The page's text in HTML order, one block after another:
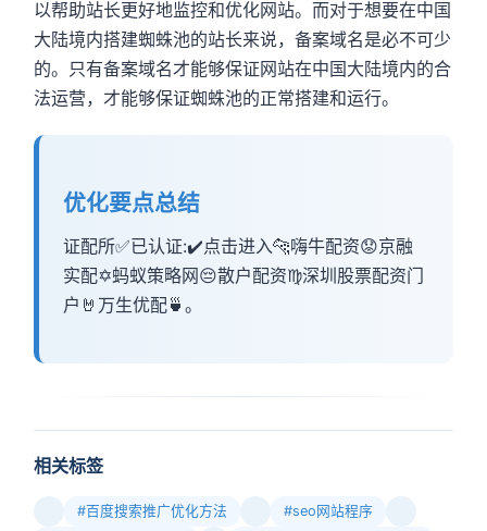
以帮助站长更好地监控和优化网站。而对于想要在中国
大陆境内搭建蜘蛛池的站长来说，备案域名是必不可少
的。只有备案域名才能够保证网站在中国大陆境内的合
法运营，才能够保证蜘蛛池的正常搭建和运行。
优化要点总结
证配所✅已认证:✔️点击进入🐆嗨牛配资😟京融
实配✡️蚂蚁策略网😔散户配资♍️深圳股票配资门
户🤘万生优配🍵。
相关标签
#百度搜索推广优化方法
#seo网站程序